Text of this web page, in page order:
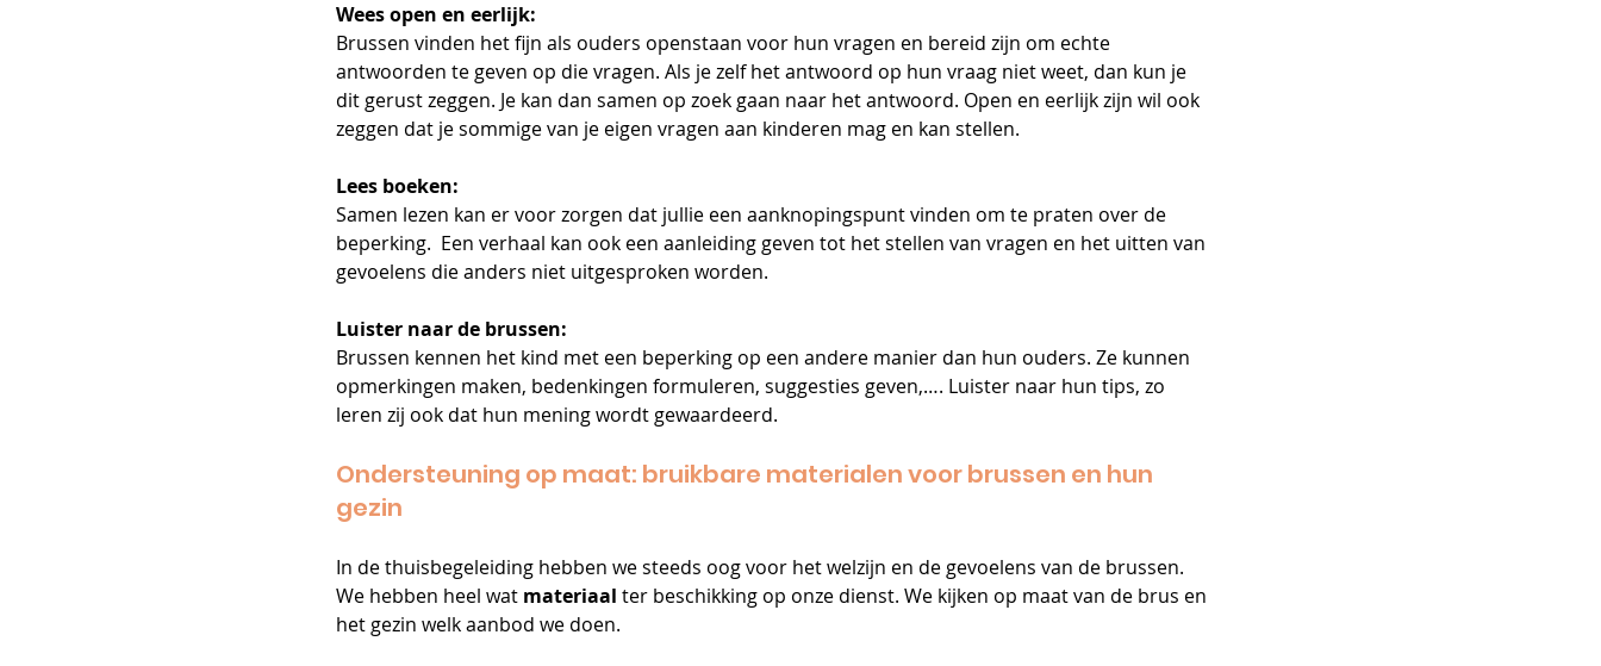
Wees open en eerlijk:
Brussen vinden het fijn als ouders openstaan voor hun vragen en bereid zijn om echte
antwoorden te geven op die vragen. Als je zelf het antwoord op hun vraag niet weet, dan kun je
dit gerust zeggen. Je kan dan samen op zoek gaan naar het antwoord. Open en eerlijk zijn wil ook
zeggen dat je sommige van je eigen vragen aan kinderen mag en kan stellen.
Lees boeken:
Samen lezen kan er voor zorgen dat jullie een aanknopingspunt vinden om te praten over de
beperking.  Een verhaal kan ook een aanleiding geven tot het stellen van vragen en het uitten van
gevoelens die anders niet uitgesproken worden.
Luister naar de brussen:
Brussen kennen het kind met een beperking op een andere manier dan hun ouders. Ze kunnen
opmerkingen maken, bedenkingen formuleren, suggesties geven,…. Luister naar hun tips, zo
leren zij ook dat hun mening wordt gewaardeerd.
Ondersteuning op maat: bruikbare materialen voor brussen en hun
gezin
In de thuisbegeleiding hebben we steeds oog voor het welzijn en de gevoelens van de brussen.
We hebben heel wat materiaal ter beschikking op onze dienst. We kijken op maat van de brus en
het gezin welk aanbod we doen.